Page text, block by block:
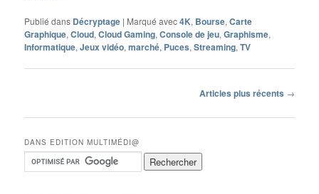
Publié dans Décryptage | Marqué avec4K, Bourse,Carte
Graphique,Cloud,Cloud Gaming,Console de jeu,Graphisme,
Informatique,Jeux vidéo,marché, Puces,Streaming,TV
articles
Articles plus récents →
DANS EDITION MULTIMÉDI@